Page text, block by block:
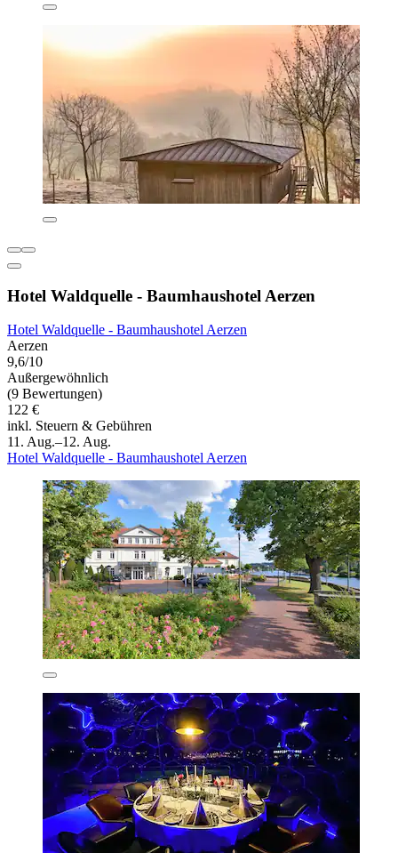
Hotel Waldquelle - Baumhaushotel Aerzen
Hotel Waldquelle - Baumhaushotel Aerzen
Aerzen
9,6/10
Außergewöhnlich
(9 Bewertungen)
122 €
inkl. Steuern & Gebühren
11. Aug.–12. Aug.
Hotel Waldquelle - Baumhaushotel Aerzen